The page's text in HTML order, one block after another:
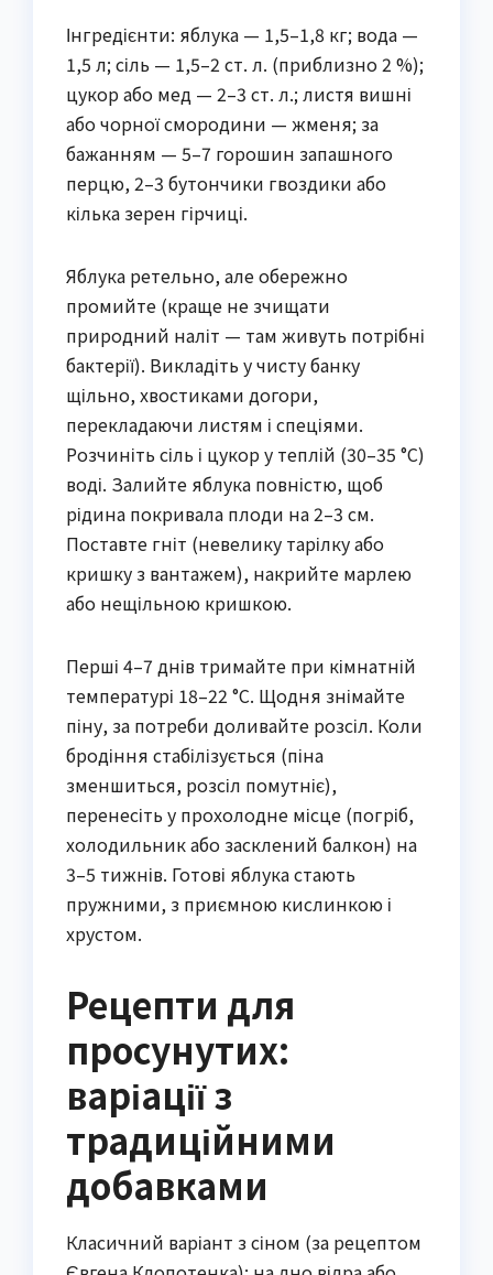
Інгредієнти: яблука — 1,5–1,8 кг; вода —
1,5 л; сіль — 1,5–2 ст. л. (приблизно 2 %);
цукор або мед — 2–3 ст. л.; листя вишні
або чорної смородини — жменя; за
бажанням — 5–7 горошин запашного
перцю, 2–3 бутончики гвоздики або
кілька зерен гірчиці.
Яблука ретельно, але обережно
промийте (краще не зчищати
природний наліт — там живуть потрібні
бактерії). Викладіть у чисту банку
щільно, хвостиками догори,
перекладаючи листям і спеціями.
Розчиніть сіль і цукор у теплій (30–35 °C)
воді. Залийте яблука повністю, щоб
рідина покривала плоди на 2–3 см.
Поставте гніт (невелику тарілку або
кришку з вантажем), накрийте марлею
або нещільною кришкою.
Перші 4–7 днів тримайте при кімнатній
температурі 18–22 °C. Щодня знімайте
піну, за потреби доливайте розсіл. Коли
бродіння стабілізується (піна
зменшиться, розсіл помутніє),
перенесіть у прохолодне місце (погріб,
холодильник або засклений балкон) на
3–5 тижнів. Готові яблука стають
пружними, з приємною кислинкою і
хрустом.
Рецепти для
просунутих:
варіації з
традиційними
добавками
Класичний варіант з сіном (за рецептом